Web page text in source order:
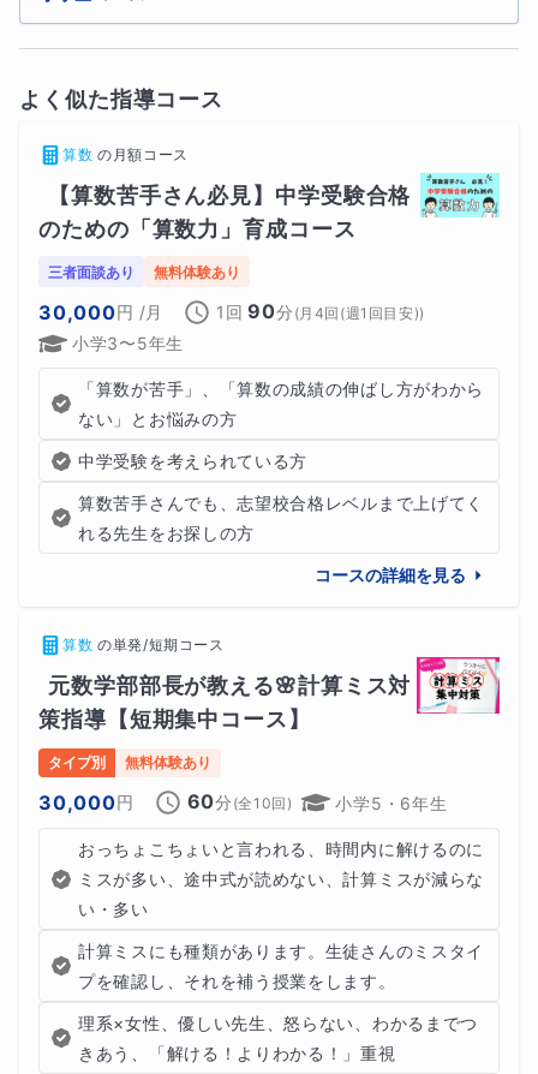
★発明家・科学者・芸術家 レオナルド・ダ・ヴィンチ
ルネサンス期のイタリアで活躍した発明家・芸術家・発明
家のレオナルド・ダ・ヴィンチは、幼少期から家庭教師の
もとで多様な分野を学び、独自の才能を開花させました。
彼が受けた教育は、一般的な学校教育とは異なり、個別の
指導によって彼の創造力を最大限に引き出すことができた
ギフテッドの１人です。
★２つのノーベル賞を受賞 キュリー夫人
科学者として名高いマリー・キュリーは、ポーランド生ま
名声を得た人物でした。彼女は幼少期に家庭教師からマン
ツーマン教育を受けて潜在能力を開花させ、ギフテッドで
ある彼女の研究や業績に大きな影響を与えたといわれてい
ます。
★科学者・数学者 ニュートン
7世紀のイギリスで活躍した科学者であり、数学者でもあ
ったアイザック・ニュートンは、学校に通わず家庭教師に
よって個別の教育を受けました。彼が受けた教育は、ラテ
ン語やギリシャ語、論理学、数学など、当時の学問の基盤
よく似た指導コース
算数 の 月額コース
【算数苦手さん必見】中学受験合格
のための「算数力」育成コース
三者面談あり 無料体験あり
30,000円 /月 1回 90分 (月4回(週1回目安))
小学3〜5年生
「算数が苦手」、「算数の成績の伸ばし方がわから
ない」とお悩みの方
中学受験を考えられている方
算数苦手さんでも、志望校合格レベルまで上げてく
れる先生をお探しの方
コースの詳細を見る
算数 の単発/短期コース
元数学部部長が教える🌸計算ミス対
策指導【短期集中コース】
タイプ別 無料体験あり
30,000円 60分 (全10回) 小学5・6年生
おっちょこちょいと言われる、時間内に解けるのに
ミスが多い、途中式が読めない、計算ミスが減らな
い・多い
計算ミスにも種類があります。生徒さんのミスタイ
プを確認し、それを補う授業をします。
理系×女性、優しい先生、怒らない、わかるまでつ
きあう、「解ける！よりわかる！」重視